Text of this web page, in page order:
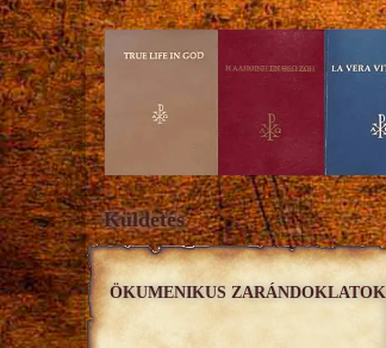
Küldetés
ÖKUMENIKUS ZARÁNDOKLATOK